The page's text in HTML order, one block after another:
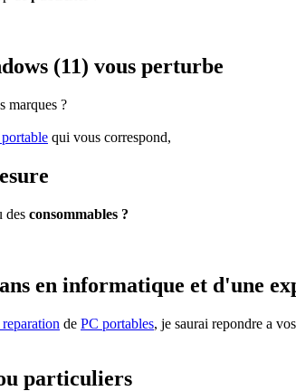
(11) vous perturbe
marques ?
qui vous correspond,
des consommables ?
en informatique et d'une
de PC portables, je saurai repondre a
particuliers